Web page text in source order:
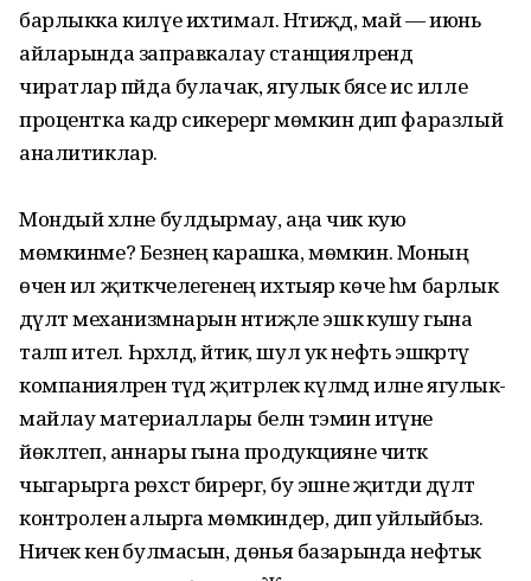
барлыкка килүе ихтимал. Нәтиҗәдә, май — июнь
айларында заправкалау станцияләрендә
чиратлар пәйда булачак, ягулык бәясе исә илле
процентка кадәр сикерергә мөмкин дип фаразлый
аналитиклар.
Мондый хәлне булдырмау, аңа чик кую
мөмкинме? Безнең карашка, мөмкин. Моның
өчен ил җитәк­челегенең ихтыяр көче һәм барлык
дәүләт механизмнарын нәтиҗәле эшкә кушу гына
таләп ителә. Һәрхәлдә, әйтик, шул ук нефть эшкәртү
компанияләренә тәүдә җитәрлек күләмдә илне ягулык-
майлау материаллары белән тәэмин итүне
йөкләтеп, аннары гына продукцияне читкә
чыгарырга рөхсәт бирергә, бу эшне җитди дәүләт
контроленә алырга мөмкиндер, дип уйлыйбыз.
Ничек кенә булмасын, дөнья базарында нефтькә